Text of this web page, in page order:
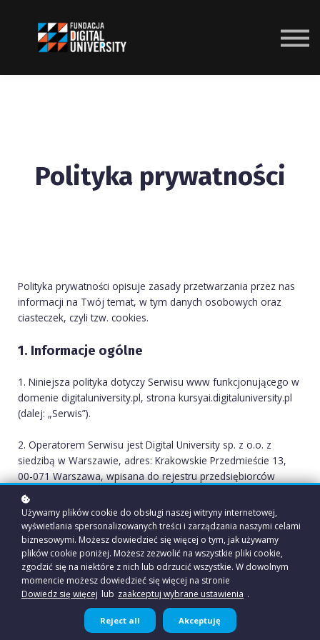
Zaloguj się
Zapisz się
Polityka prywatności
Polityka prywatności opisuje zasady przetwarzania przez nas
informacji na Twój temat, w tym danych osobowych oraz
ciasteczek, czyli tzw. cookies.
1. Informacje ogólne
1. Niniejsza polityka dotyczy Serwisu www funkcjonującego w
domenie digitaluniversity.pl, strona kursyai.digitaluniversity.pl
(dalej: „Serwis”).
2. Operatorem Serwisu jest Digital University sp. z o.o. z
siedzibą w Warszawie, adres: Krakowskie Przedmieście 13,
00-071 Warszawa, wpisana do rejestru przedsiębiorców
prowadzonego przez Sąd Rejonowy dla m.st. Warszawy, XII
Wydział Gospodarczy Krajowego Rejestru Sądowego, nr KRS:
752854, nr NIP: 5252761729, kapitał zakładowy w wysokości
12.500,00 złotych (dalej: „Digital University”).
3. Adres kontaktowy poczty elektronicznej Digital University:
kontakt@digitaluniversity.pl
4. Digital University jest administratorem danych osobowych
zebranych lub podanych za pośrednictwem Serwisu i
Używamy plików cookie do obsługi naszej witryny internetowej,
wyświetlania spersonalizowanych treści i zarządzania naszymi celami
biznesowymi. Możesz dowiedzieć się więcej o tym, jak używamy
plików cookie poniżej. Możesz zezwolić na wszystkie pliki cookie,
zgodzić się na niektóre z nich lub odrzucić wszystkie. W dowolnym
momencie możesz dowiedzieć się więcej na stronie
Dowiedz się więcej lub zaakceptuj wybrane ustawienia .
Reject all Akceptuję